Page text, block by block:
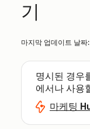
기
마지막 업데이트 날짜:
명시된 경우
에서나 사용
마케팅